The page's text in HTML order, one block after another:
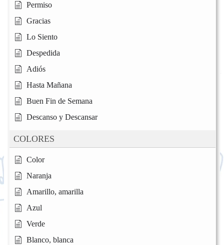
Permiso
Gracias
Lo Siento
Despedida
Adiós
Hasta Mañana
Buen Fin de Semana
Descanso y Descansar
COLORES
Color
Naranja
Amarillo, amarilla
Azul
Verde
Blanco, blanca